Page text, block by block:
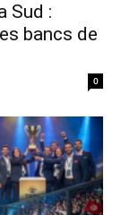
Sud :
bancs de
0